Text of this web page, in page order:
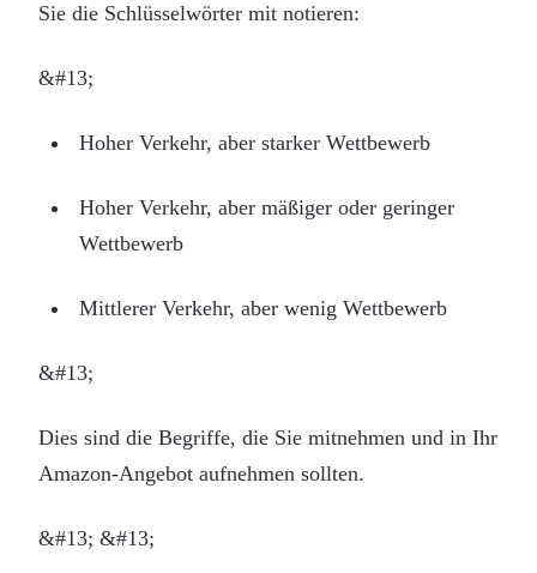
Sie die Schlüsselwörter mit notieren:
&#13;
Hoher Verkehr, aber starker Wettbewerb
Hoher Verkehr, aber mäßiger oder geringer
Wettbewerb
Mittlerer Verkehr, aber wenig Wettbewerb
&#13;
Dies sind die Begriffe, die Sie mitnehmen und in Ihr
Amazon-Angebot aufnehmen sollten.
&#13; &#13;